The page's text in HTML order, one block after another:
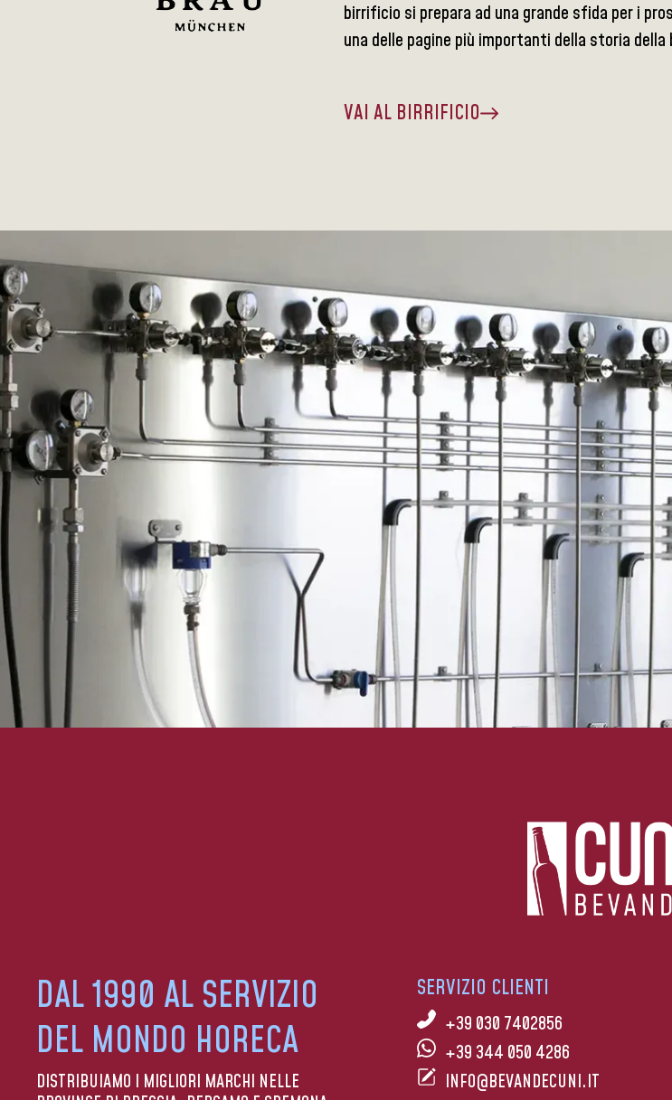
birrificio si prepara ad una grande sfida per i
una delle pagine più importanti della storia della
VAI AL BIRRIFICIO
DAL 1990 AL SERVIZIO
DEL MONDO HORECA
DISTRIBUIAMO I MIGLIORI MARCHI NELLE
SERVIZIO CLIENTI
+39 030 7402856
+39 344 050 4286
INFO@BEVANDECUNI.IT